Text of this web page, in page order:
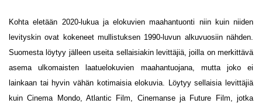
Kohta eletään 2020-lukua ja elokuvien maahantuonti niin kuin niiden
levityskin ovat kokeneet mullistuksen 1990-luvun alkuvuosiin nähden.
Suomesta löytyy jälleen useita sellaisiakin levittäjiä, joilla on merkittävä
asema ulkomaisten laatuelokuvien maahantuojana, mutta joko ei
lainkaan tai hyvin vähän kotimaisia elokuvia. Löytyy sellaisia levittäjiä
kuin Cinema Mondo, Atlantic Film, Cinemanse ja Future Film, jotka